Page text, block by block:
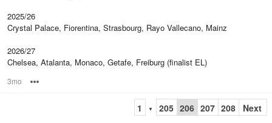
2025/26
Crystal Palace, Fiorentina, Strasbourg, Rayo Vallecano, Mainz
2026/27
Chelsea, Atalanta, Monaco, Getafe, Freiburg (finalist EL)
3mo
1 ▼ 205 206 207 208 Next